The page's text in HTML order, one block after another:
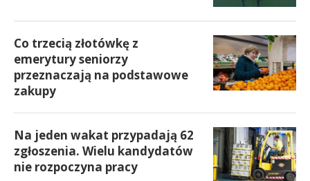
Co trzecią złotówkę z
emerytury seniorzy
przeznaczają na podstawowe
zakupy
Na jeden wakat przypadają 62
zgłoszenia. Wielu kandydatów
nie rozpoczyna pracy